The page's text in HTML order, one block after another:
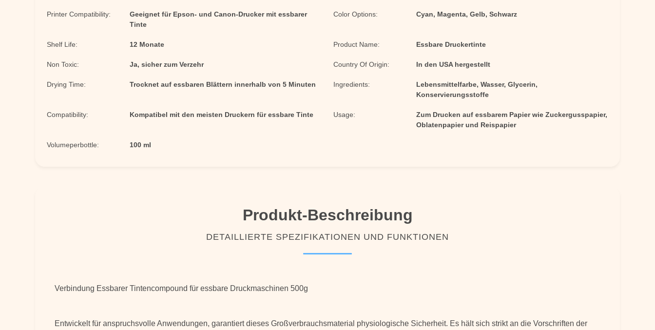
Printer Compatibility:
Geeignet für Epson- und Canon-Drucker mit essbarer
Tinte
Color Options: Cyan, Magenta, Gelb, Schwarz
Shelf Life: 12 Monate Product Name: Essbare Druckertinte
Non Toxic: Ja, sicher zum Verzehr Country Of Origin: In den USA hergestellt
Drying Time: Trocknet auf essbaren Blättern innerhalb von 5 Minuten Ingredients:
Lebensmittelfarbe, Wasser, Glycerin,
Konservierungsstoffe
Compatibility: Kompatibel mit den meisten Druckern für essbare Tinte Usage:
Zum Drucken auf essbarem Papier wie Zuckergusspapier,
Oblatenpapier und Reispapier
Volumeperbottle: 100 ml
Produkt-Beschreibung
DETAILLIERTE SPEZIFIKATIONEN UND FUNKTIONEN
Verbindung Essbarer Tintencompound für essbare Druckmaschinen 500g
Entwickelt für anspruchsvolle Anwendungen, garantiert dieses Großverbrauchsmaterial physiologische Sicherheit. Es hält sich strikt an die Vorschriften der